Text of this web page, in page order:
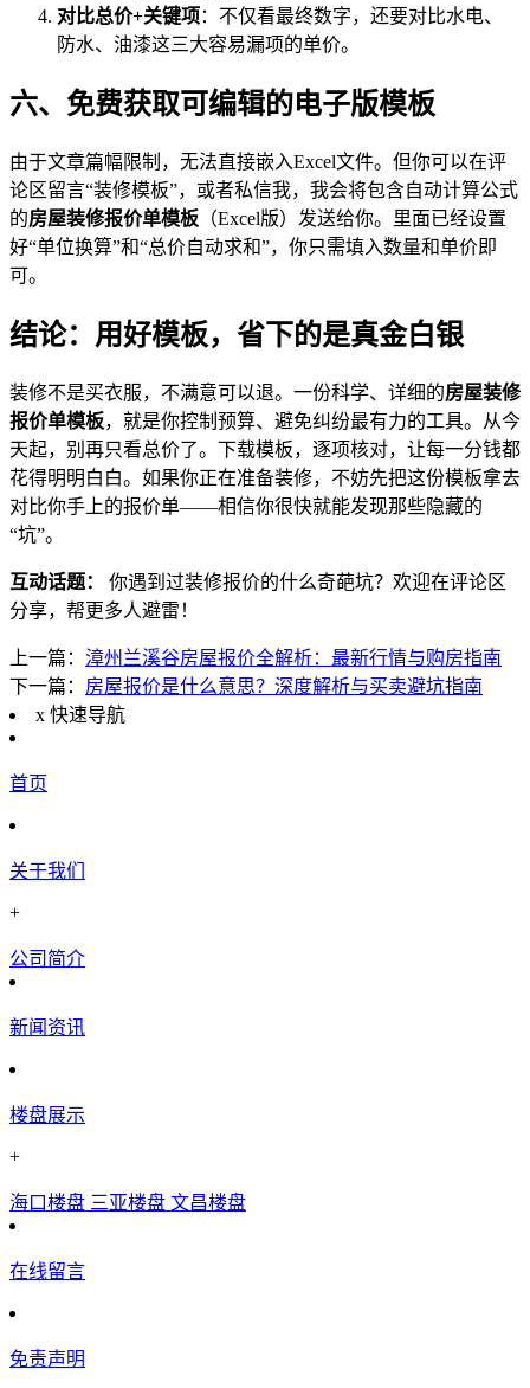
对比总价+关键项 ：不仅看最终数字，还要对比水电、
防水、油漆这三大容易漏项的单价。
六、免费获取可编辑的电子版模板
由于文章篇幅限制，无法直接嵌入Excel文件。但你可以在评
论区留言“装修模板”，或者私信我，我会将包含自动计算公式
的房屋装修报价单模板 （Excel版）发送给你。里面已经设置
好“单位换算”和“总价自动求和”，你只需填入数量和单价即
可。
结论：用好模板，省下的是真金白银
装修不是买衣服，不满意可以退。一份科学、详细的房屋装修
报价单模板，就是你控制预算、避免纠纷最有力的工具。从今
天起，别再只看总价了。下载模板，逐项核对，让每一分钱都
花得明明白白。如果你正在准备装修，不妨先把这份模板拿去
对比你手上的报价单——相信你很快就能发现那些隐藏的
“坑”。
互动话题：
你遇到过装修报价的什么奇葩坑？欢迎在评论区
分享，帮更多人避雷！
上一篇： 漳州兰溪谷房屋报价全解析：最新行情与购房指南
下一篇： 房屋报价是什么意思？深度解析与买卖避坑指南
x 快速导航
首页
关于我们
+
公司简介
新闻资讯
楼盘展示
+
海口楼盘 三亚楼盘 文昌楼盘
在线留言
免责声明